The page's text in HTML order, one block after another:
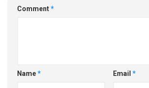
Comment*
Name* Email *